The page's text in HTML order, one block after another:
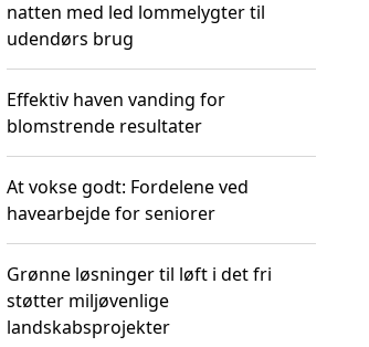
natten med led lommelygter til
udendørs brug
Effektiv haven vanding for
blomstrende resultater
At vokse godt: Fordelene ved
havearbejde for seniorer
Grønne løsninger til løft i det fri
støtter miljøvenlige
landskabsprojekter